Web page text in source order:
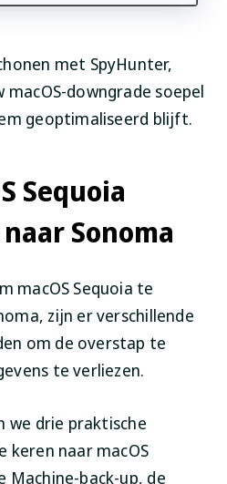
met SpyHunter,
downgrade soepel
geoptimaliseerd blijft.
Sequoia
Sonoma
macOS Sequoia te
zijn er verschillende
om de overstap te
te verliezen.
we drie praktische
naar macOS
Machine-back-up, de